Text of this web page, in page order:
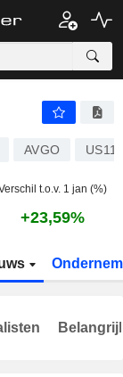
AVGO
t.o.v. 1 jan (%)
+23,59%